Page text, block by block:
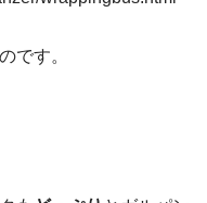
です。